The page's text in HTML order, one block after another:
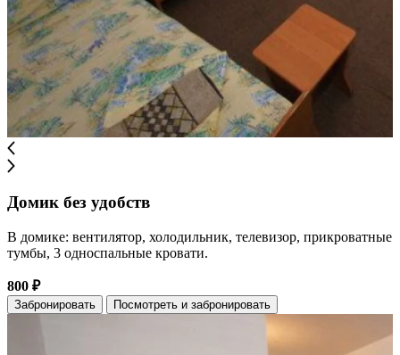
Домик без удобств
В домике: вентилятор, холодильник, телевизор, прикроватные
тумбы, 3 односпальные кровати.
800 ₽
Забронировать Посмотреть и забронировать